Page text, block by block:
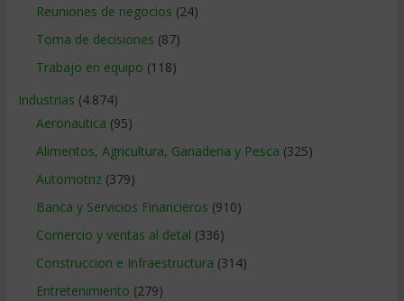
Reuniones de negocios (24)
Toma de decisiones (87)
Trabajo en equipo (118)
Industrias (4.874)
Aeronautica (95)
Alimentos, Agricultura, Ganaderia y Pesca (325)
Automotriz(379)
Banca y Servicios Financieros (910)
Comercio y ventas al detal (336)
Construccion e Infraestructura (314)
Entretenimiento (279)